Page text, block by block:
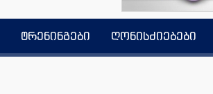
ტრენინგები ღონისძიებები